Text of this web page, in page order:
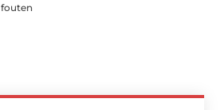
fouten